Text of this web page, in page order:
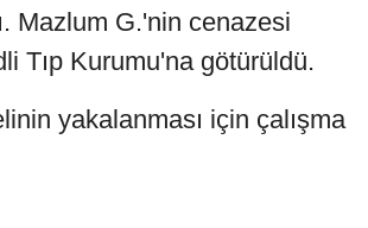
Mazlum G.'nin cenazesi
Tıp Kurumu'na götürüldü.
yakalanması için çalışma